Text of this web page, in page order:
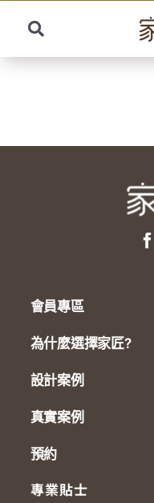
content
Toggle
Navigation
Search
會員專區
為什麼選擇家匠?
設計案例
真實案例
預約
專業貼士